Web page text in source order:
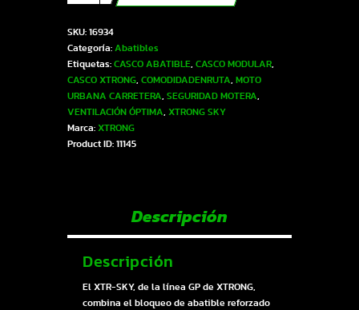
XTR-
ECE-
2206
Xtrong
GP
negro
brillo
SP
gris-
cantidad
SKU: 16934
Categoría: Abatibles
Etiquetas: CASCO ABATIBLE, CASCO MODULAR,
CASCO XTRONG, COMODIDADENRUTA, MOTO
URBANA CARRETERA, SEGURIDAD MOTERA,
VENTILACIÓN ÓPTIMA, XTRONG SKY
Marca: XTRONG
Product ID: 11145
Descripción
Descripción
El XTR-SKY, de la línea GP de XTRONG,
combina el bloqueo de abatible reforzado